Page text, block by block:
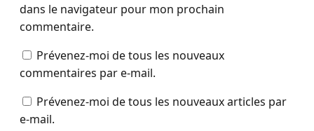
dans le navigateur pour mon prochain
commentaire.
Prévenez-moi de tous les nouveaux
commentaires par e-mail.
Prévenez-moi de tous les nouveaux articles par
e-mail.